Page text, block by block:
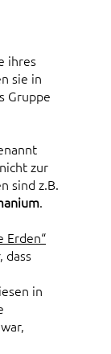
ihres
sie in
Gruppe
zur
sind z.B.
.
Erden“
dass
in